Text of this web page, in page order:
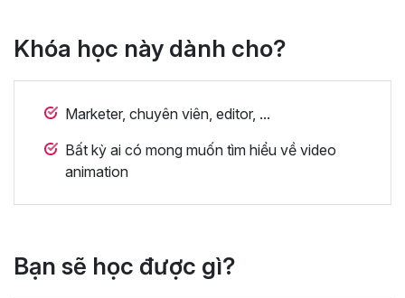
Khóa học này dành cho?
Marketer, chuyên viên, editor, ...
Bất kỳ ai có mong muốn tìm hiểu về video
animation
Bạn sẽ học được gì?